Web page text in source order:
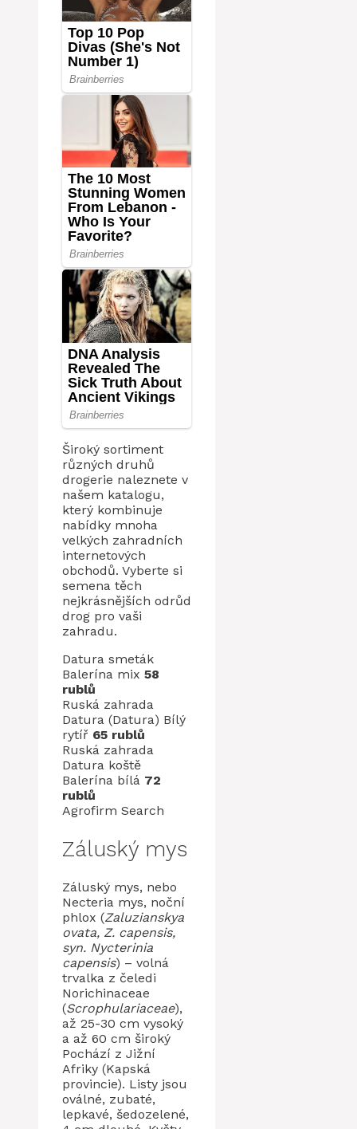
Široký sortiment
různých druhů
drogerie naleznete v
našem katalogu,
který kombinuje
nabídky mnoha
velkých zahradních
internetových
obchodů. Vyberte si
semena těch
nejkrásnějších odrůd
drog pro vaši
zahradu.
Datura smeták
Balerína mix 58
rublů
Ruská zahrada
Datura (Datura) Bílý
rytíř 65 rublů
Ruská zahrada
Datura koště
Balerína bílá 72
rublů
Agrofirm Search
Záluský mys
Záluský mys, nebo
Necteria mys, noční
phlox (Zaluzianskya
ovata, Z. capensis,
syn. Nycterinia
capensis) – volná
trvalka z čeledi
Norichinaceae
(Scrophulariaceae),
až 25-30 cm vysoký
a až 60 cm široký
Pochází z Jižní
Afriky (Kapská
provincie). Listy jsou
oválné, zubaté,
lepkavé, šedozelené,